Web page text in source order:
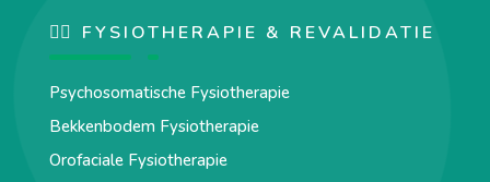
🏋️‍♀️ FYSIOTHERAPIE & REVALIDATIE
Psychosomatische Fysiotherapie
Bekkenbodem Fysiotherapie
Orofaciale Fysiotherapie